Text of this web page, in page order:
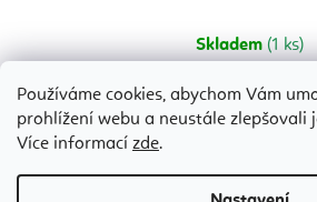
Používáme cookies, abychom Vám
prohlížení webu a neustále zlepšovali
Více informací zde.
Skladem (1 ks)